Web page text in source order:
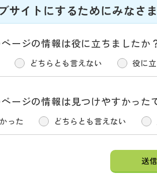
サイトにするためにみなさ
ージの情報は役に立ちましたか
どちらとも言えない 役に
ージの情報は見つけやすかった
った どちらとも言えない